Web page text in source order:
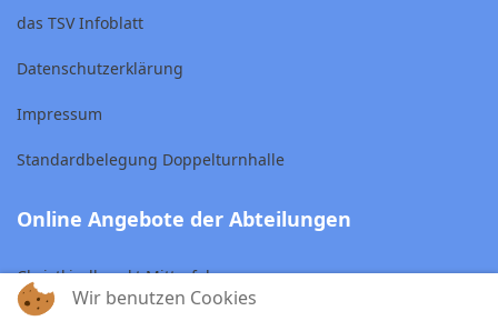
das TSV Infoblatt
Datenschutzerklärung
Impressum
Standardbelegung Doppelturnhalle
Online Angebote der Abteilungen
Christkindlmarkt Mitterfels
Wir benutzen Cookies